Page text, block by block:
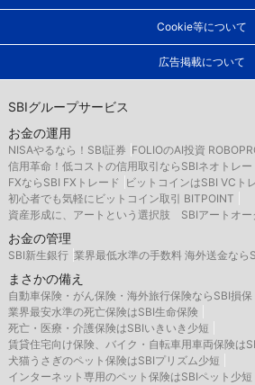
Cookie等について
広告掲載について
SBIグループサービス
お金の運用
NISAやるなら！SBI証券 FOLIOのAI投資
信用革命！低コストの信用取引ならSBIネオトレー
FXならSBI FXトレード
ビットコインはSBI VCト
初心者でも気軽にビットコイン取引 BITPOINT
資産形成に、アートという選択肢 SBIアートオー
お金の管理
SBI新生銀行 業界最低水準の手数料 海外送金なら
まさかの備え
自動車保険・がん保険・海外旅行保険ならSBI損保
業界最安水準の死亡保険はSBI生命保険
死亡・医療・介護保険はSBIいきいき少短
賃貸住宅向け保険、バイク・自転車用車両保険は
犬猫うさぎのペット保険はSBIプリズム少短
インターネット専用のペット保険はSBIペット少短